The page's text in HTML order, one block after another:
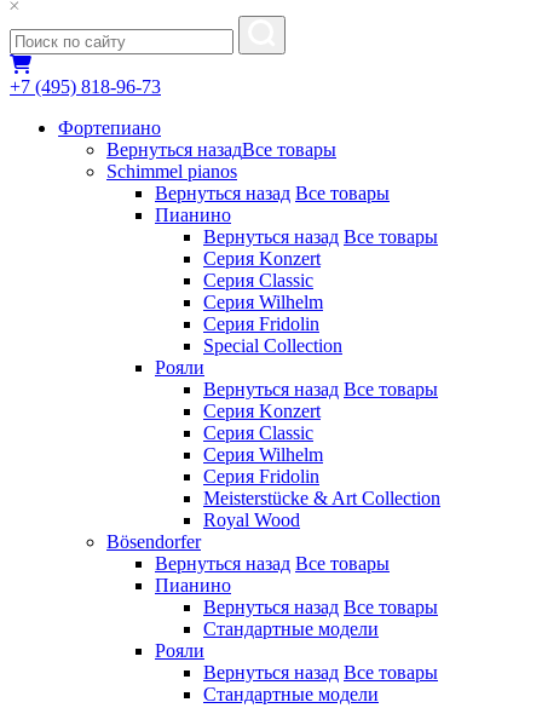
+7 (495) 818-96-73
Фортепиано
Вернуться назадВсе товары
Schimmel pianos
Вернуться назад Все товары
Пианино
Вернуться назад Все товары
Серия Konzert
Серия Classic
Серия Wilhelm
Серия Fridolin
Special Collection
Рояли
Вернуться назад Все товары
Серия Konzert
Серия Classic
Серия Wilhelm
Серия Fridolin
Meisterstücke & Art Collection
Royal Wood
Bösendorfer
Вернуться назад Все товары
Пианино
Вернуться назад Все товары
Стандартные модели
Рояли
Вернуться назад Все товары
Стандартные модели